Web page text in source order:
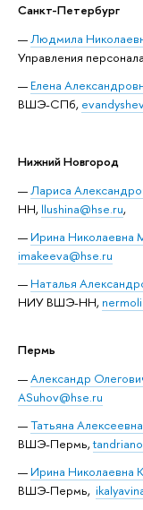
Санкт-Петербург
Людмила
Управления
Елена
ВШЭ-СПб,
Нижний Новгород
Лариса
НН, llushina@hse.ru,
Ирина Николаевна
imakeeva@hse.ru
Наталья
НИУ ВШЭ-НН,
Пермь
Александр
ASuhov@hse.ru
Татьяна
ВШЭ-Пермь,
Ирина Николаевна
ВШЭ-Пермь,